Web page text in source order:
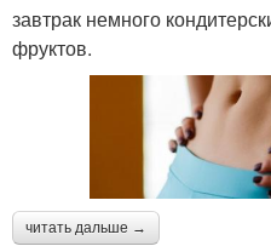
завтрак немного
фруктов.
читать дальше →